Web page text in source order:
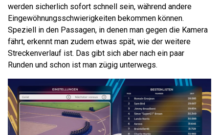
werden sicherlich sofort schnell sein, während andere
Eingewöhnungsschwierigkeiten bekommen können.
Speziell in den Passagen, in denen man gegen die Kamera
fährt, erkennt man zudem etwas spät, wie der weitere
Streckenverlauf ist. Das gibt sich aber nach ein paar
Runden und schon ist man zügig unterwegs.